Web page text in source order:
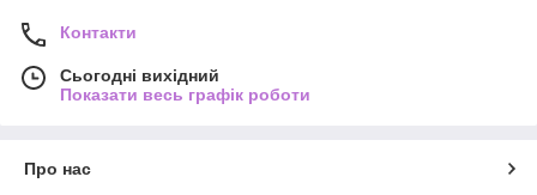
Контакти
Сьогодні вихідний
Показати весь графік роботи
Про нас